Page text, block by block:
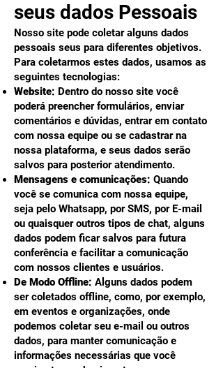
seus dados Pessoais
Nosso site pode coletar alguns dados
pessoais seus para diferentes objetivos.
Para coletarmos estes dados, usamos as
seguintes tecnologias:
Website: Dentro do nosso site você
poderá preencher formulários, enviar
comentários e dúvidas, entrar em contato
com nossa equipe ou se cadastrar na
nossa plataforma, e seus dados serão
salvos para posterior atendimento.
Mensagens e comunicações: Quando
você se comunica com nossa equipe,
seja pelo Whatsapp, por SMS, por E-mail
ou quaisquer outros tipos de chat, alguns
dados podem ficar salvos para futura
conferência e facilitar a comunicação
com nossos clientes e usuários.
De Modo Offline: Alguns dados podem
ser coletados offline, como, por exemplo,
em eventos e organizações, onde
podemos coletar seu e-mail ou outros
dados, para manter comunicação e
informações necessárias que você